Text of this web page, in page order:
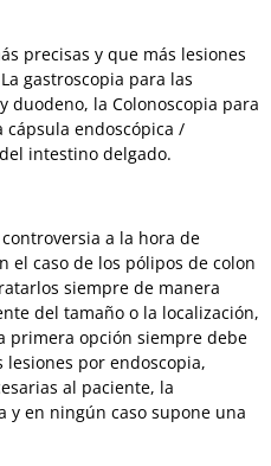
precisas y que más lesiones
gastroscopia para las
duodeno, la Colonoscopia para
cápsula endoscópica /
intestino delgado.
a la hora de
el caso de los pólipos de colon
siempre de manera
del tamaño o la localización,
primera opción siempre debe
por endoscopia,
al paciente, la
y en ningún caso supone una